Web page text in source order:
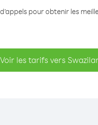
pour obtenir les
Voir les tarifs vers